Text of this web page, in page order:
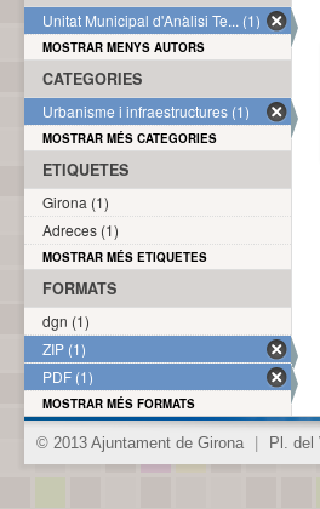
Unitat Municipal d'Anàlisi Te... (1)
MOSTRAR MENYS AUTORS
CATEGORIES
Urbanisme i infraestructures (1)
MOSTRAR MÉS CATEGORIES
ETIQUETES
Girona (1)
Adreces (1)
MOSTRAR MÉS ETIQUETES
FORMATS
dgn (1)
ZIP (1)
PDF (1)
MOSTRAR MÉS FORMATS
© 2013 Ajuntament de Girona Pl. del